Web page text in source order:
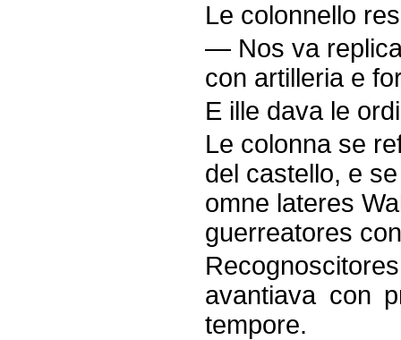
Le colonnello
— Nos va
con artilleria e
E ille dava le
Le colonna se
del castello, e
omne lateres
guerreatores
avantiava con
tempore.